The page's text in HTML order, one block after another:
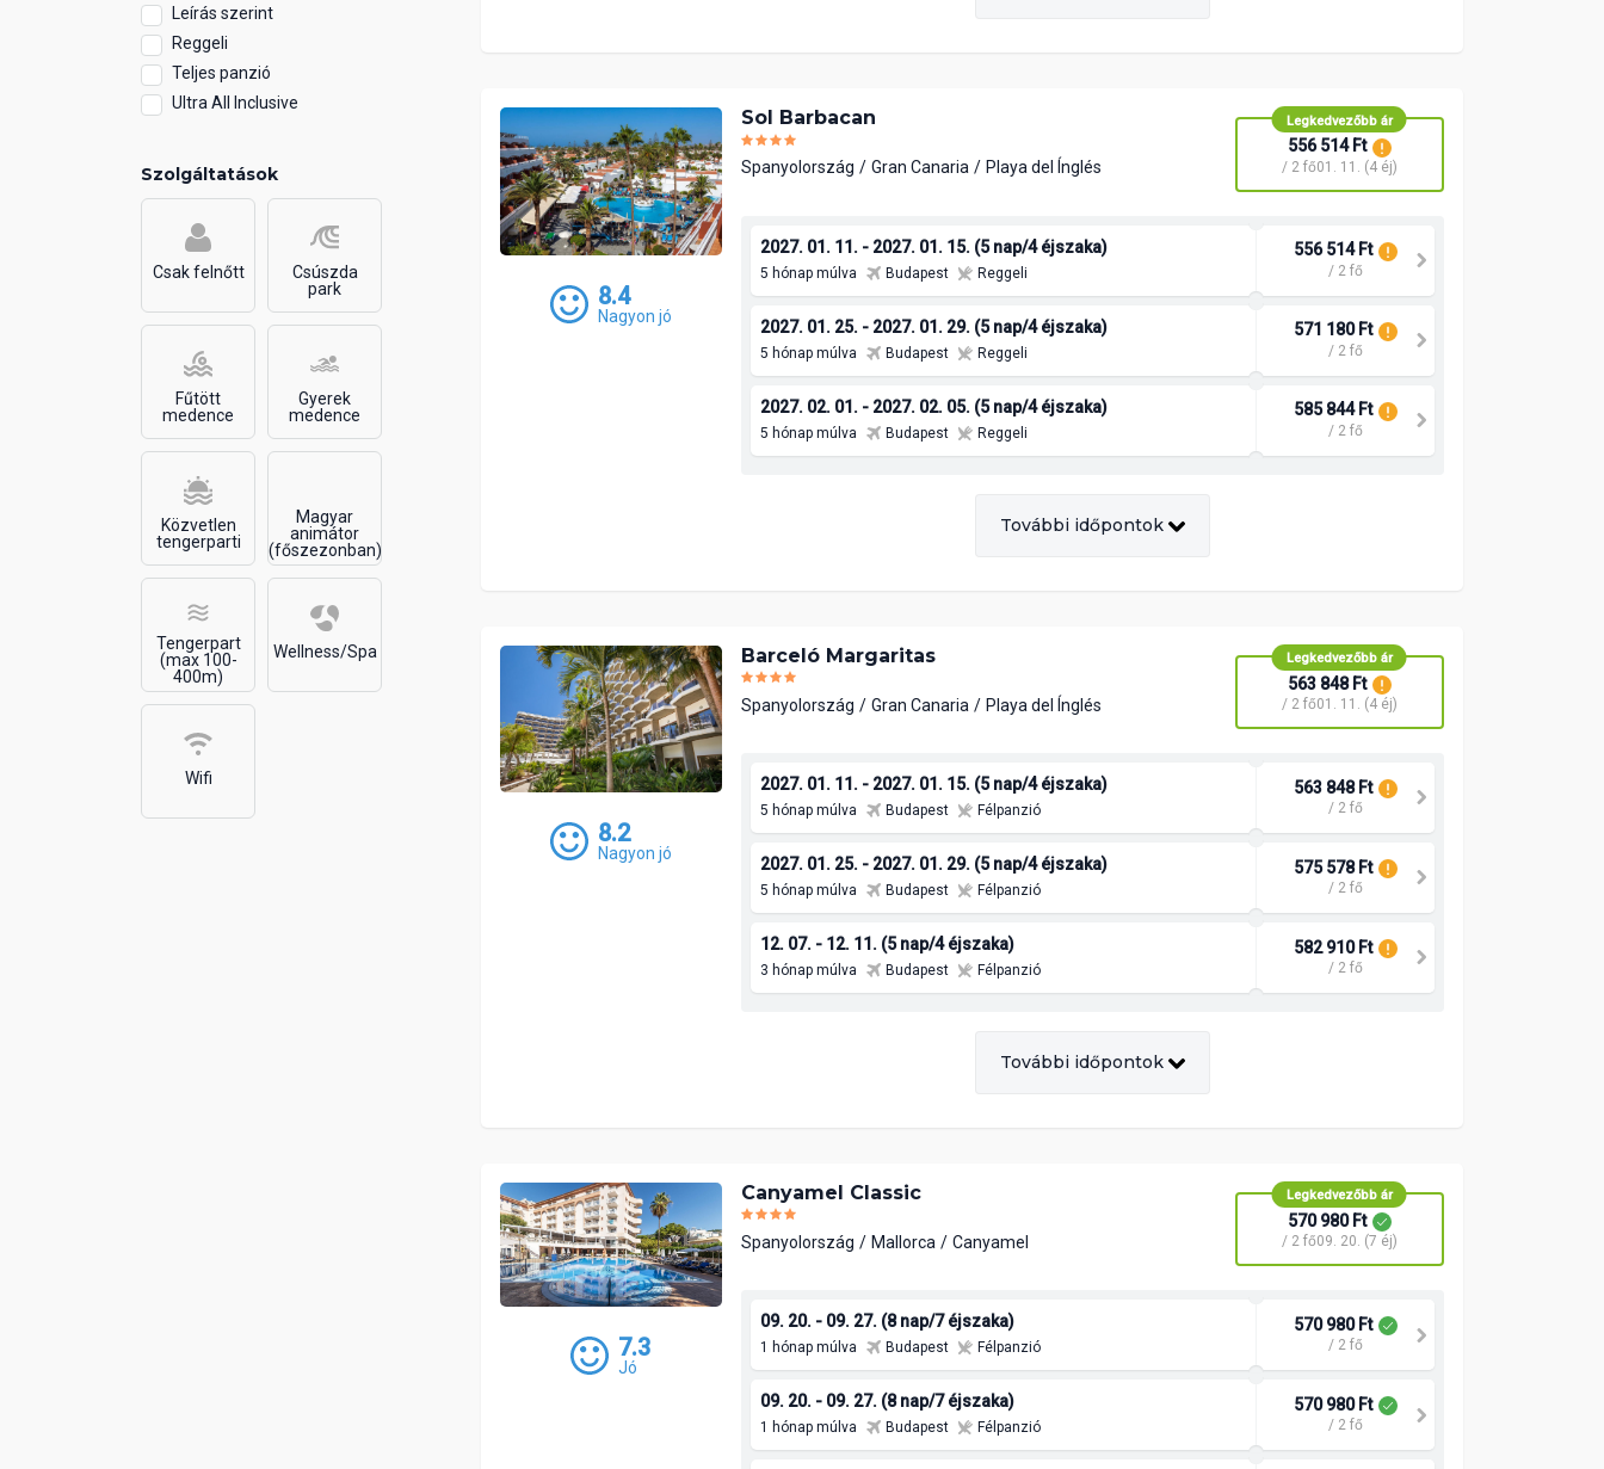
Leírás szerint
Reggeli
Teljes panzió
Ultra All Inclusive
Szolgáltatások
Csak felnőtt
Csúszda
park
Fűtött
medence
Gyerek
medence
Közvetlen
tengerparti
Magyar
animátor
(főszezonban)
Tengerpart
(max 100-
400m)
Wellness/Spa
Wifi
8.4
Nagyon jó
Sol Barbacan
Spanyolország Gran Canaria Playa del Ínglés
Legkedvezőbb ár
556 514 Ft
/ 2 fő01. 11. (4 éj)
2027. 01. 11. - 2027. 01. 15. (5 nap/4 éjszaka)
5 hónap múlva Budapest Reggeli
556 514 Ft
/ 2 fő
2027. 01. 25. - 2027. 01. 29. (5 nap/4 éjszaka)
5 hónap múlva Budapest Reggeli
571 180 Ft
/ 2 fő
2027. 02. 01. - 2027. 02. 05. (5 nap/4 éjszaka)
5 hónap múlva Budapest Reggeli
585 844 Ft
/ 2 fő
További időpontok
8.2
Nagyon jó
Barceló Margaritas
Spanyolország Gran Canaria Playa del Ínglés
Legkedvezőbb ár
563 848 Ft
/ 2 fő01. 11. (4 éj)
2027. 01. 11. - 2027. 01. 15. (5 nap/4 éjszaka)
5 hónap múlva Budapest Félpanzió
563 848 Ft
/ 2 fő
2027. 01. 25. - 2027. 01. 29. (5 nap/4 éjszaka)
5 hónap múlva Budapest Félpanzió
575 578 Ft
/ 2 fő
12. 07. - 12. 11. (5 nap/4 éjszaka)
3 hónap múlva Budapest Félpanzió
582 910 Ft
/ 2 fő
További időpontok
7.3
Jó
Canyamel Classic
Spanyolország Mallorca Canyamel
Legkedvezőbb ár
570 980 Ft
/ 2 fő09. 20. (7 éj)
09. 20. - 09. 27. (8 nap/7 éjszaka)
1 hónap múlva Budapest Félpanzió
570 980 Ft
/ 2 fő
09. 20. - 09. 27. (8 nap/7 éjszaka)
1 hónap múlva Budapest Félpanzió
570 980 Ft
/ 2 fő